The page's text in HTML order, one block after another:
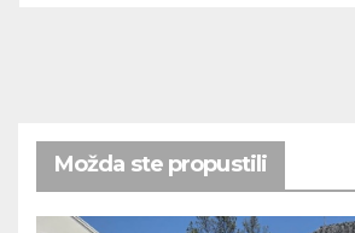
Možda ste propustili